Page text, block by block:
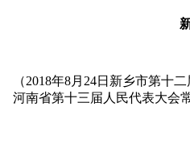
（2018年8月24日新乡市第十
河南省第十三届人民代表大会